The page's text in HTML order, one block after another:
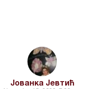
Јованка Јевтић